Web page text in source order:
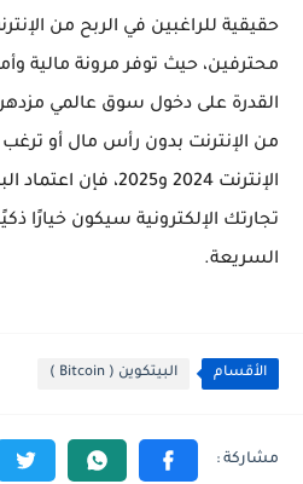
حقيقية للراغبين في الربح من
محترفين، حيث توفر مرونة مالية
القدرة على دخول سوق عالمي
من الإنترنت بدون رأس مال أو
الإنترنت 2024 و2025
، فإن اعتماد
تجارتك الإلكترونية سيكون خيارًا
السريعة.
الأقسام البيتكوين ( Bitcoin )